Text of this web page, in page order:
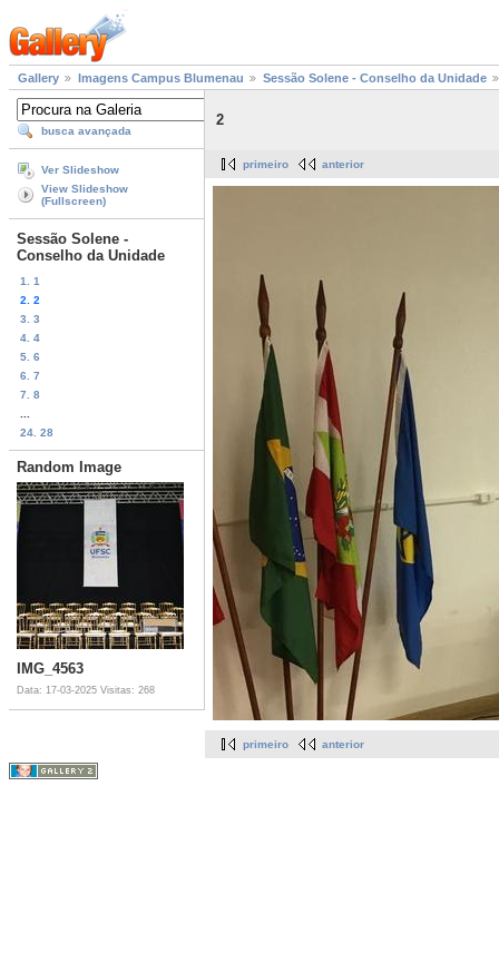
Gallery Imagens Campus Blumenau Sessão Solene - Conselho da Unidade
busca avançada
Ver Slideshow
View Slideshow
(Fullscreen)
Sessão Solene -
Conselho da Unidade
1. 1
2. 2
3. 3
4. 4
5. 6
6. 7
7. 8
24. 28
Random Image
IMG_4563
Data: 17-03-2025 Visitas: 268
2
primeiro anterior
primeiro anterior